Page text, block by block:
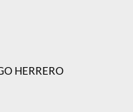
HERRERO